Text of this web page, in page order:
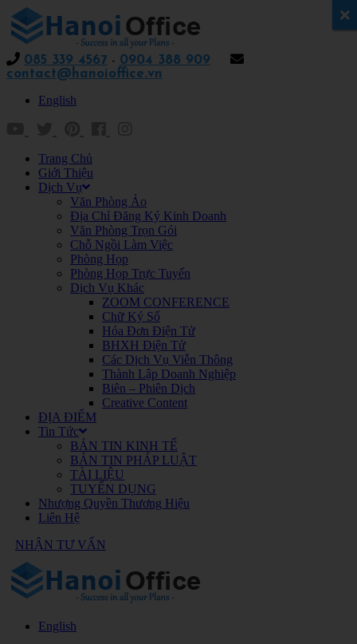
085 339 4567 - 0904 388 909
contact@hanoioffice.vn
English
Trang Chủ
Giới Thiệu
Dịch Vụ
Văn Phòng Ảo
Địa Chỉ Đăng Ký Kinh Doanh
Văn Phòng Trọn Gói
Chỗ Ngồi Làm Việc
Phòng Họp
Phòng Họp Trực Tuyến
Dịch Vụ Khác
ZOOM CONFERENCE
Chữ Ký Số
Hóa Đơn Điện Tử
BHXH Điện Tử
Các Dịch Vụ Viễn Thông
Thành Lập Doanh Nghiệp
Biên – Phiên Dịch
Creative Content
ĐỊA ĐIỂM
Tin Tức
BẢN TIN KINH TẾ
BẢN TIN PHÁP LUẬT
TÀI LIỆU
TUYỂN DỤNG
Nhượng Quyền Thương Hiệu
Liên Hệ
NHẬN TƯ VẤN
English
x